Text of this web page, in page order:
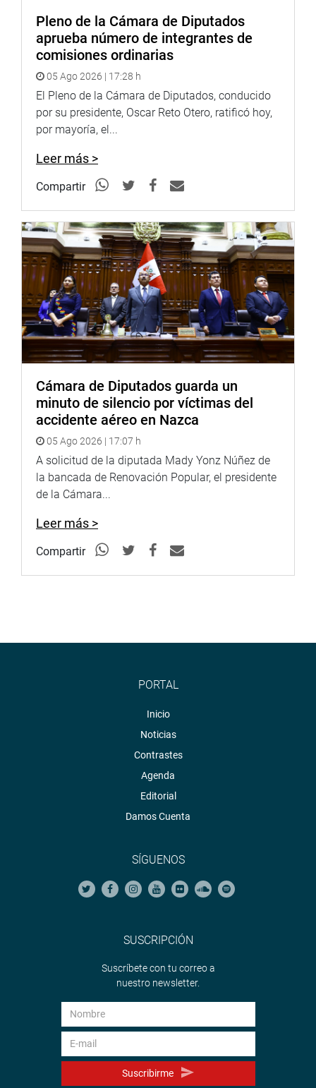
Pleno de la Cámara de Diputados
aprueba número de integrantes de
comisiones ordinarias
05 Ago 2026 | 17:28 h
El Pleno de la Cámara de Diputados, conducido
por su presidente, Oscar Reto Otero, ratificó hoy,
por mayoría, el...
Leer más >
Compartir
Cámara de Diputados guarda un
minuto de silencio por víctimas del
accidente aéreo en Nazca
05 Ago 2026 | 17:07 h
A solicitud de la diputada Mady Yonz Núñez de
la bancada de Renovación Popular, el presidente
de la Cámara...
Leer más >
Compartir
PORTAL
Inicio
Noticias
Contrastes
Agenda
Editorial
Damos Cuenta
SÍGUENOS
SUSCRIPCIÓN
Suscríbete con tu correo a
nuestro newsletter.
Suscribirme